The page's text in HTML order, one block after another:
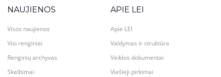
NAUJIENOS
Visos naujienos
Visi renginiai
Renginių archyvas
Skelbimai
APIE LEI
Apie LEI
Valdymas ir struktūra
Veiklos dokumentai
Viešieji pirkimai